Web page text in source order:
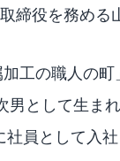
締役を務める
工の職人の
男として生ま
員として入社